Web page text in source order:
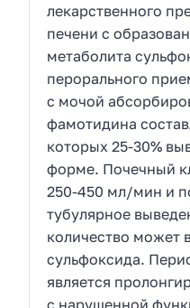
лекарственного
печени с
метаболита
перорального
с мочой
фамотидина
которых 25-30%
форме. Почечный
250-450 мл/мин и
тубулярное
количество может
сульфоксида.
является
с нарушенной